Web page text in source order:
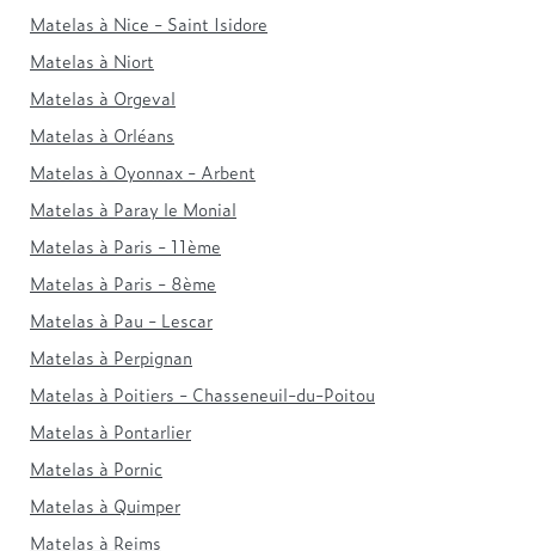
Matelas à Nice - Saint Isidore
Matelas à Niort
Matelas à Orgeval
Matelas à Orléans
Matelas à Oyonnax - Arbent
Matelas à Paray le Monial
Matelas à Paris - 11ème
Matelas à Paris - 8ème
Matelas à Pau - Lescar
Matelas à Perpignan
Matelas à Poitiers - Chasseneuil-du-Poitou
Matelas à Pontarlier
Matelas à Pornic
Matelas à Quimper
Matelas à Reims